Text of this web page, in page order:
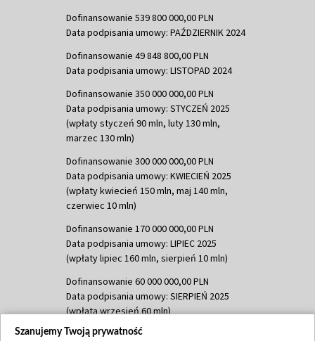
Dofinansowanie 539 800 000,00 PLN
Data podpisania umowy: PAŹDZIERNIK 2024
Dofinansowanie 49 848 800,00 PLN
Data podpisania umowy: LISTOPAD 2024
Dofinansowanie 350 000 000,00 PLN
Data podpisania umowy: STYCZEŃ 2025
(wpłaty styczeń 90 mln, luty 130 mln,
marzec 130 mln)
Dofinansowanie 300 000 000,00 PLN
Data podpisania umowy: KWIECIEŃ 2025
(wpłaty kwiecień 150 mln, maj 140 mln,
czerwiec 10 mln)
Dofinansowanie 170 000 000,00 PLN
Data podpisania umowy: LIPIEC 2025
(wpłaty lipiec 160 mln, sierpień 10 mln)
Dofinansowanie 60 000 000,00 PLN
Data podpisania umowy: SIERPIEŃ 2025
(wpłata wrzesień 60 mln)
Dofinansowanie 635 783 051,21 PLN
Szanujemy Twoją prywatność